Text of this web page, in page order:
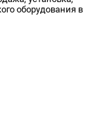
функция
оборудования в